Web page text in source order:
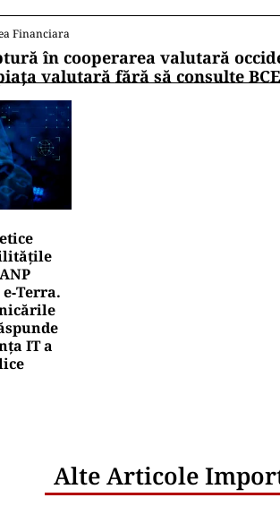
Financiara
în cooperarea valutară
valutară fără să consulte BCE
IT a
Alte Articole